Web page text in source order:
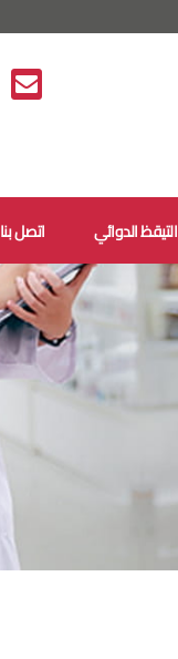
التيقظ الدوائي اتصل بنا